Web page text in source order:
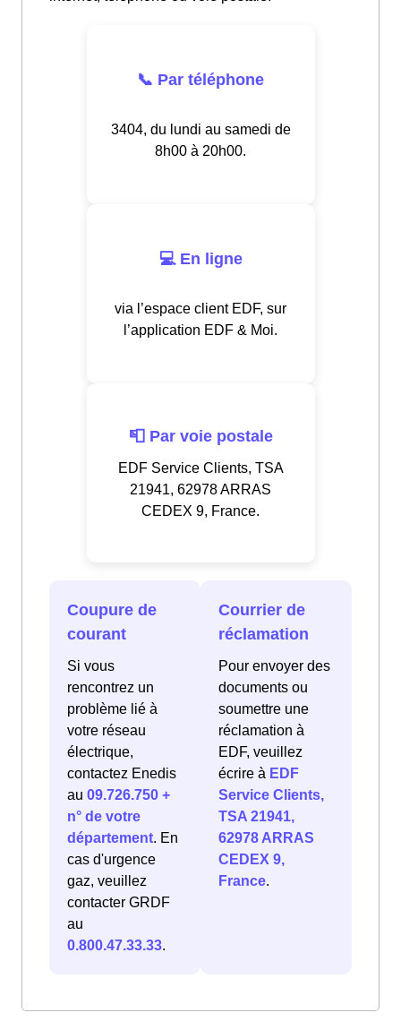
📞 Par téléphone
3404, du lundi au samedi de
8h00 à 20h00.
💻 En ligne
via l’espace client EDF, sur
l’application EDF & Moi.
📮 Par voie postale
EDF Service Clients, TSA
21941, 62978 ARRAS
CEDEX 9, France.
Coupure de
courant
Si vous
rencontrez un
problème lié à
votre réseau
électrique,
contactez Enedis
au 09.726.750 +
n° de votre
département. En
cas d'urgence
gaz, veuillez
contacter GRDF
au
0.800.47.33.33.
Courrier de
réclamation
Pour envoyer des
documents ou
soumettre une
réclamation à
EDF, veuillez
écrire à EDF
Service Clients,
TSA 21941,
62978 ARRAS
CEDEX 9,
France.